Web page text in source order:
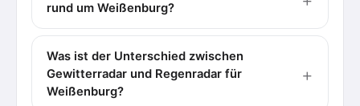
rund um Weißenburg?
Was ist der Unterschied zwischen
Gewitterradar und Regenradar für
Weißenburg?